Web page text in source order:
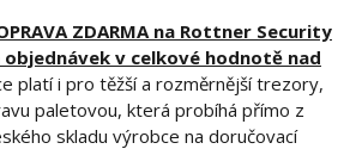
ZDARMA na Rottner Security
v celkové hodnotě nad
platí i pro těžší a rozměrnější trezory,
paletovou, která probíhá přímo z
skladu výrobce na doručovací